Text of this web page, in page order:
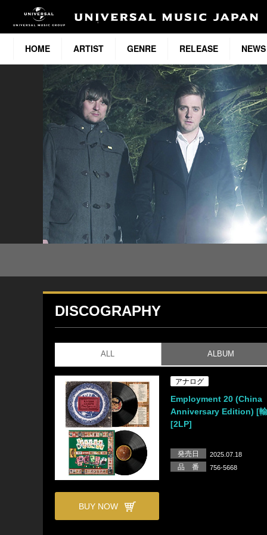
HOME ARTIST GENRE RELEASE NEWS
DISCOGRAPHY
ALL ALBUM
BUY NOW
アナログ
Employment 20 (China
Anniversary Edition) [
[2LP]
発売日 2025.07.18
品 番 756-5668